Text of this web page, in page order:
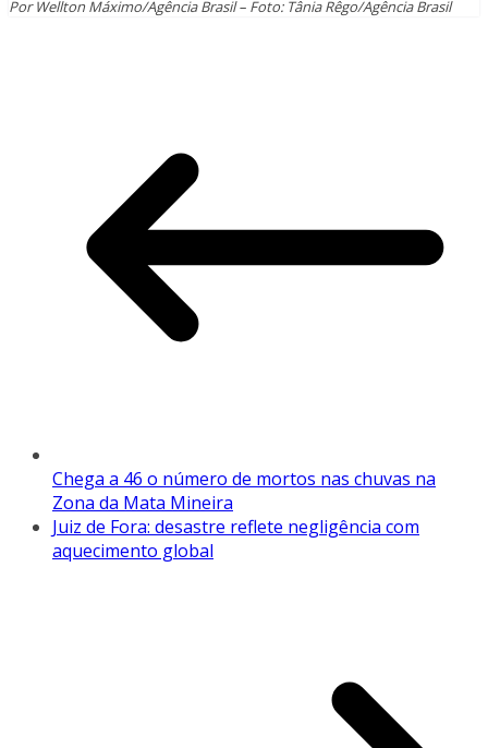
Por Wellton Máximo/Agência Brasil – Foto: Tânia Rêgo/Agência Brasil
Chega a 46 o número de mortos nas chuvas na
Zona da Mata Mineira
Juiz de Fora: desastre reflete negligência com
aquecimento global